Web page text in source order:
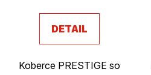
DETAIL
Koberce PRESTIGE so